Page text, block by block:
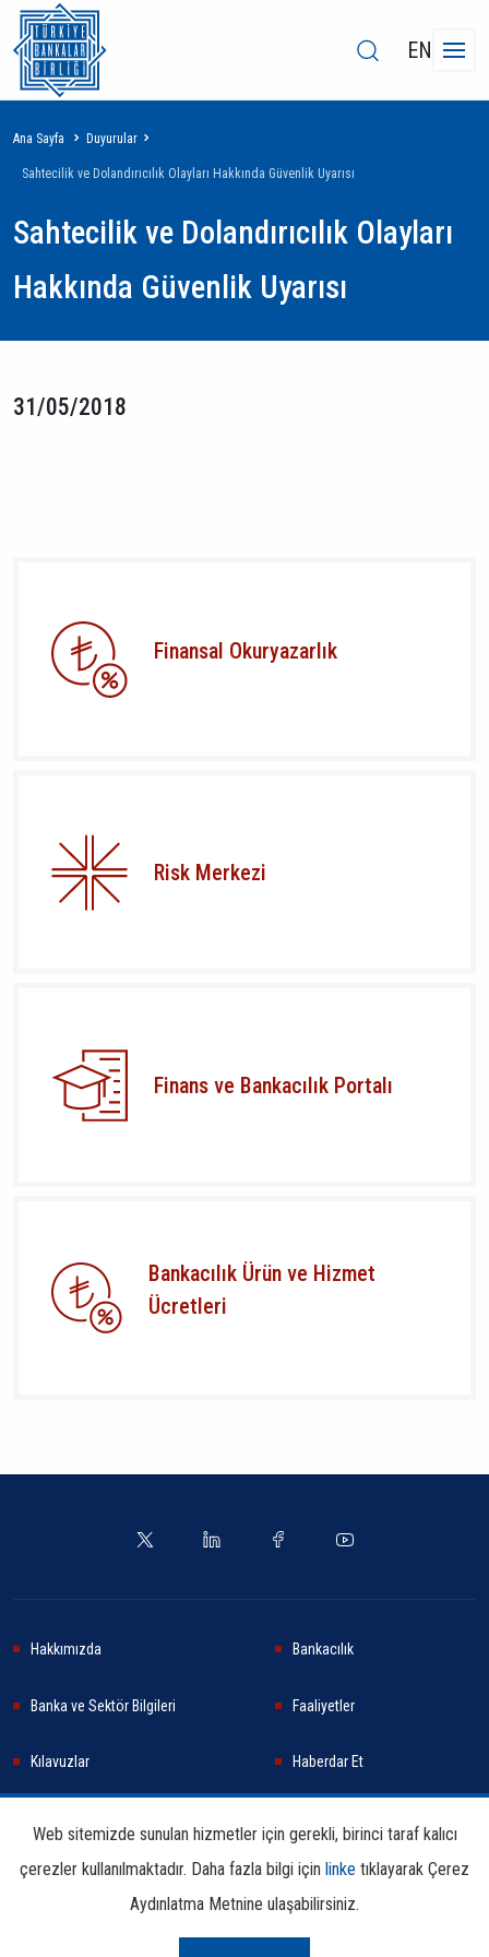
EN
Sayfa
yolu
Ana Sayfa Duyurular
Sahtecilik ve Dolandırıcılık Olayları Hakkında Güvenlik Uyarısı
Sahtecilik ve Dolandırıcılık Olayları
Hakkında Güvenlik Uyarısı
31/05/2018
Finansal Okuryazarlık
Risk Merkezi
Finans ve Bankacılık Portalı
Bankacılık Ürün ve Hizmet
Ücretleri
Hakkımızda Bankacılık
Banka ve Sektör Bilgileri Faaliyetler
Kılavuzlar Haberdar Et
Araştırma ve Yayınlar İletişim Bilgileri
Web sitemizde sunulan hizmetler için gerekli, birinci taraf kalıcı
çerezler kullanılmaktadır. Daha fazla bilgi için linke tıklayarak Çerez
Aydınlatma Metnine ulaşabilirsiniz.